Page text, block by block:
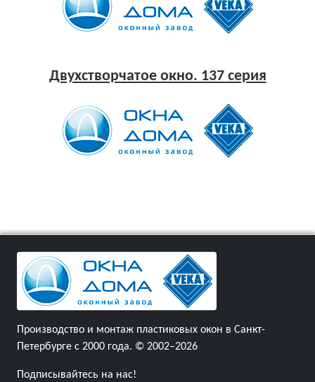
Двухстворчатое окно. 137 серия
Производство и монтаж пластиковых окон в Санкт-
Петербурге с 2000 года. © 2002–2026
Подписывайтесь на нас!